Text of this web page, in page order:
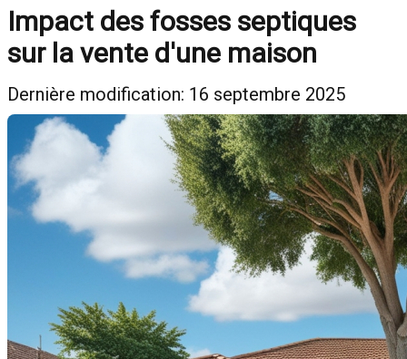
Impact des fosses septiques
sur la vente d'une maison
Dernière modification: 16 septembre 2025